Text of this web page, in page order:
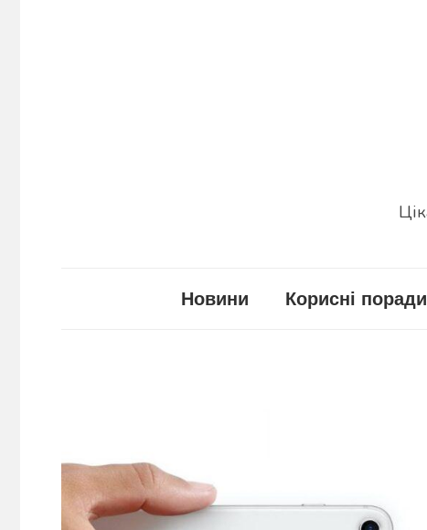
Новини Корисні поради